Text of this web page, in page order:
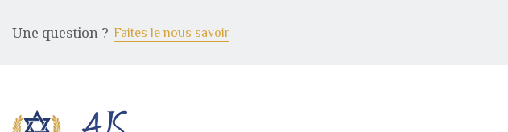
Une question ? Faites le nous savoir